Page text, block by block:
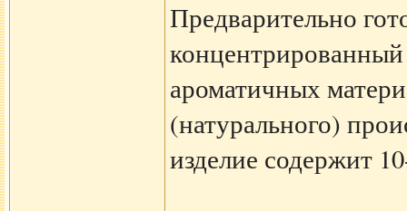
Предварительно
ароматичных
(натурального)
изделие содержит